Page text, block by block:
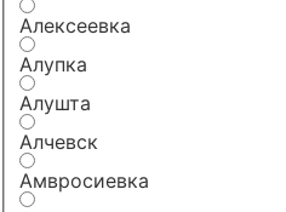
Алексеевка
Алупка
Алушта
Алчевск
Амвросиевка